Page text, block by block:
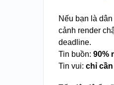
Nếu bạn là
cảnh render
deadline.
Tin buồn:90%
Tin vui:chỉ